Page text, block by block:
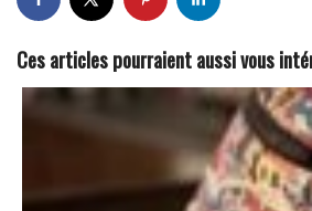
Ces articles pourraient aussi vous